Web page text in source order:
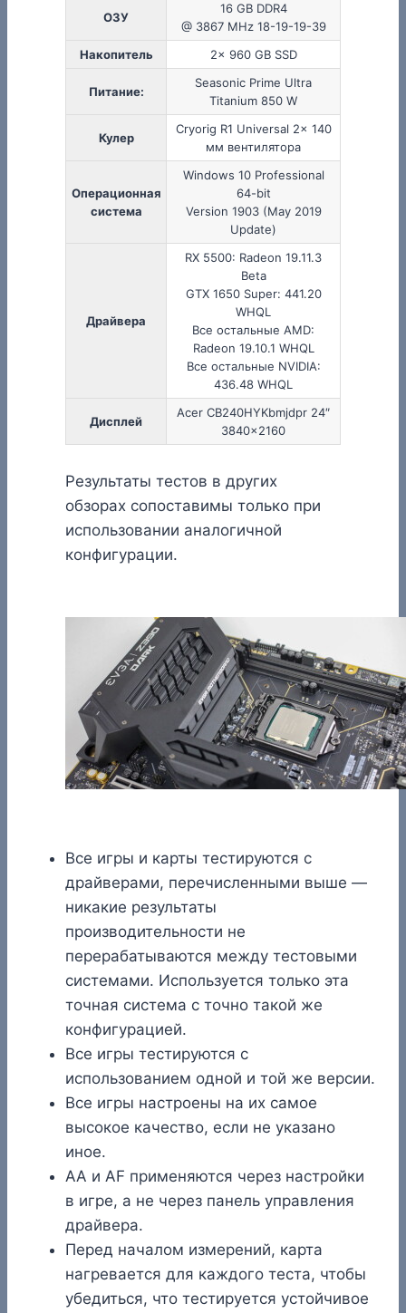
ОЗУ
16 GB DDR4
@ 3867 MHz 18-19-19-39
Накопитель
2x 960 GB SSD
Питание:
Seasonic Prime Ultra
Titanium 850 W
Кулер
Cryorig R1 Universal 2x 140
мм вентилятора
Операционная
система
Windows 10 Professional
64-bit
Version 1903 (May 2019
Update)
Драйвера
RX 5500: Radeon 19.11.3
Beta
GTX 1650 Super: 441.20
WHQL
Все остальные AMD:
Radeon 19.10.1 WHQL
Все остальные NVIDIA:
436.48 WHQL
Дисплей
Acer CB240HYKbmjdpr 24″
3840×2160
Результаты тестов в других
обзорах сопоставимы только при
использовании аналогичной
конфигурации.
Все игры и карты тестируются с
драйверами, перечисленными выше —
никакие результаты
производительности не
перерабатываются между тестовыми
системами. Используется только эта
точная система с точно такой же
конфигурацией.
Все игры тестируются с
использованием одной и той же версии.
Все игры настроены на их самое
высокое качество, если не указано
иное.
AA и AF применяются через настройки
в игре, а не через панель управления
драйвера.
Перед началом измерений, карта
нагревается для каждого теста, чтобы
убедиться, что тестируется устойчивое